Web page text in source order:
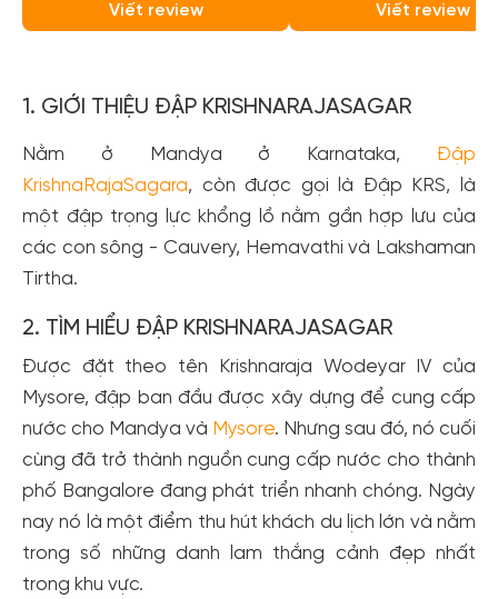
Viết review Viết review
1. GIỚI THIỆU ĐẬP KRISHNARAJASAGAR
Nằm ở Mandya ở Karnataka, Đập
KrishnaRajaSagara, còn được gọi là Đập KRS, là
một đập trọng lực khổng lồ nằm gần hợp lưu của
các con sông - Cauvery, Hemavathi và Lakshaman
Tirtha.
2. TÌM HIỂU ĐẬP KRISHNARAJASAGAR
Được đặt theo tên Krishnaraja Wodeyar IV của
Mysore, đập ban đầu được xây dựng để cung cấp
nước cho Mandya và Mysore. Nhưng sau đó, nó cuối
cùng đã trở thành nguồn cung cấp nước cho thành
phố Bangalore đang phát triển nhanh chóng. Ngày
nay nó là một điểm thu hút khách du lịch lớn và nằm
trong số những danh lam thắng cảnh đẹp nhất
trong khu vực.